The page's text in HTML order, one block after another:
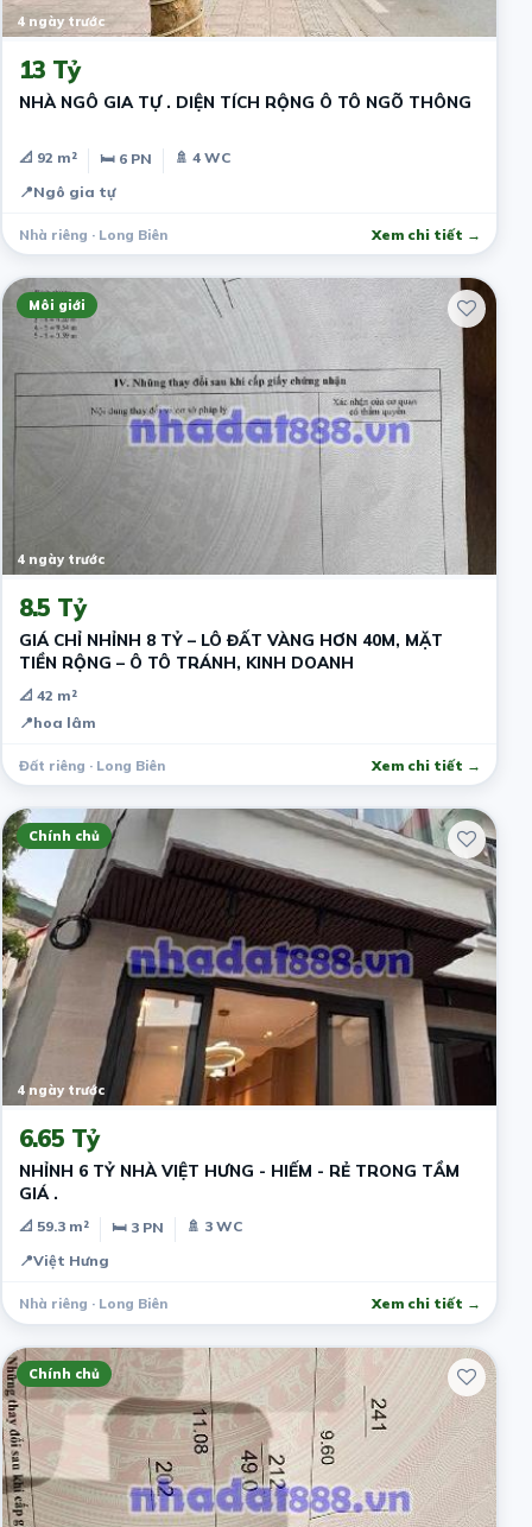
4 ngày trước
13 Tỷ
NHÀ NGÔ GIA TỰ . DIỆN TÍCH RỘNG Ô TÔ NGÕ THÔNG
📐 92 m² 🛏 6 PN
🚿 4 WC
📍Ngô gia tự
Nhà riêng · Long Biên Xem chi tiết →
Môi giới
4 ngày trước
8.5 Tỷ
GIÁ CHỈ NHỈNH 8 TỶ – LÔ ĐẤT VÀNG HƠN 40M, MẶT
TIỀN RỘNG – Ô TÔ TRÁNH, KINH DOANH
📐 42 m²
📍hoa lâm
Đất riêng · Long Biên Xem chi tiết →
Chính chủ
4 ngày trước
6.65 Tỷ
NHỈNH 6 TỶ NHÀ VIỆT HƯNG - HIẾM - RẺ TRONG TẦM
GIÁ .
📐 59.3 m² 🛏 3 PN
🚿 3 WC
📍Việt Hưng
Nhà riêng · Long Biên Xem chi tiết →
Chính chủ